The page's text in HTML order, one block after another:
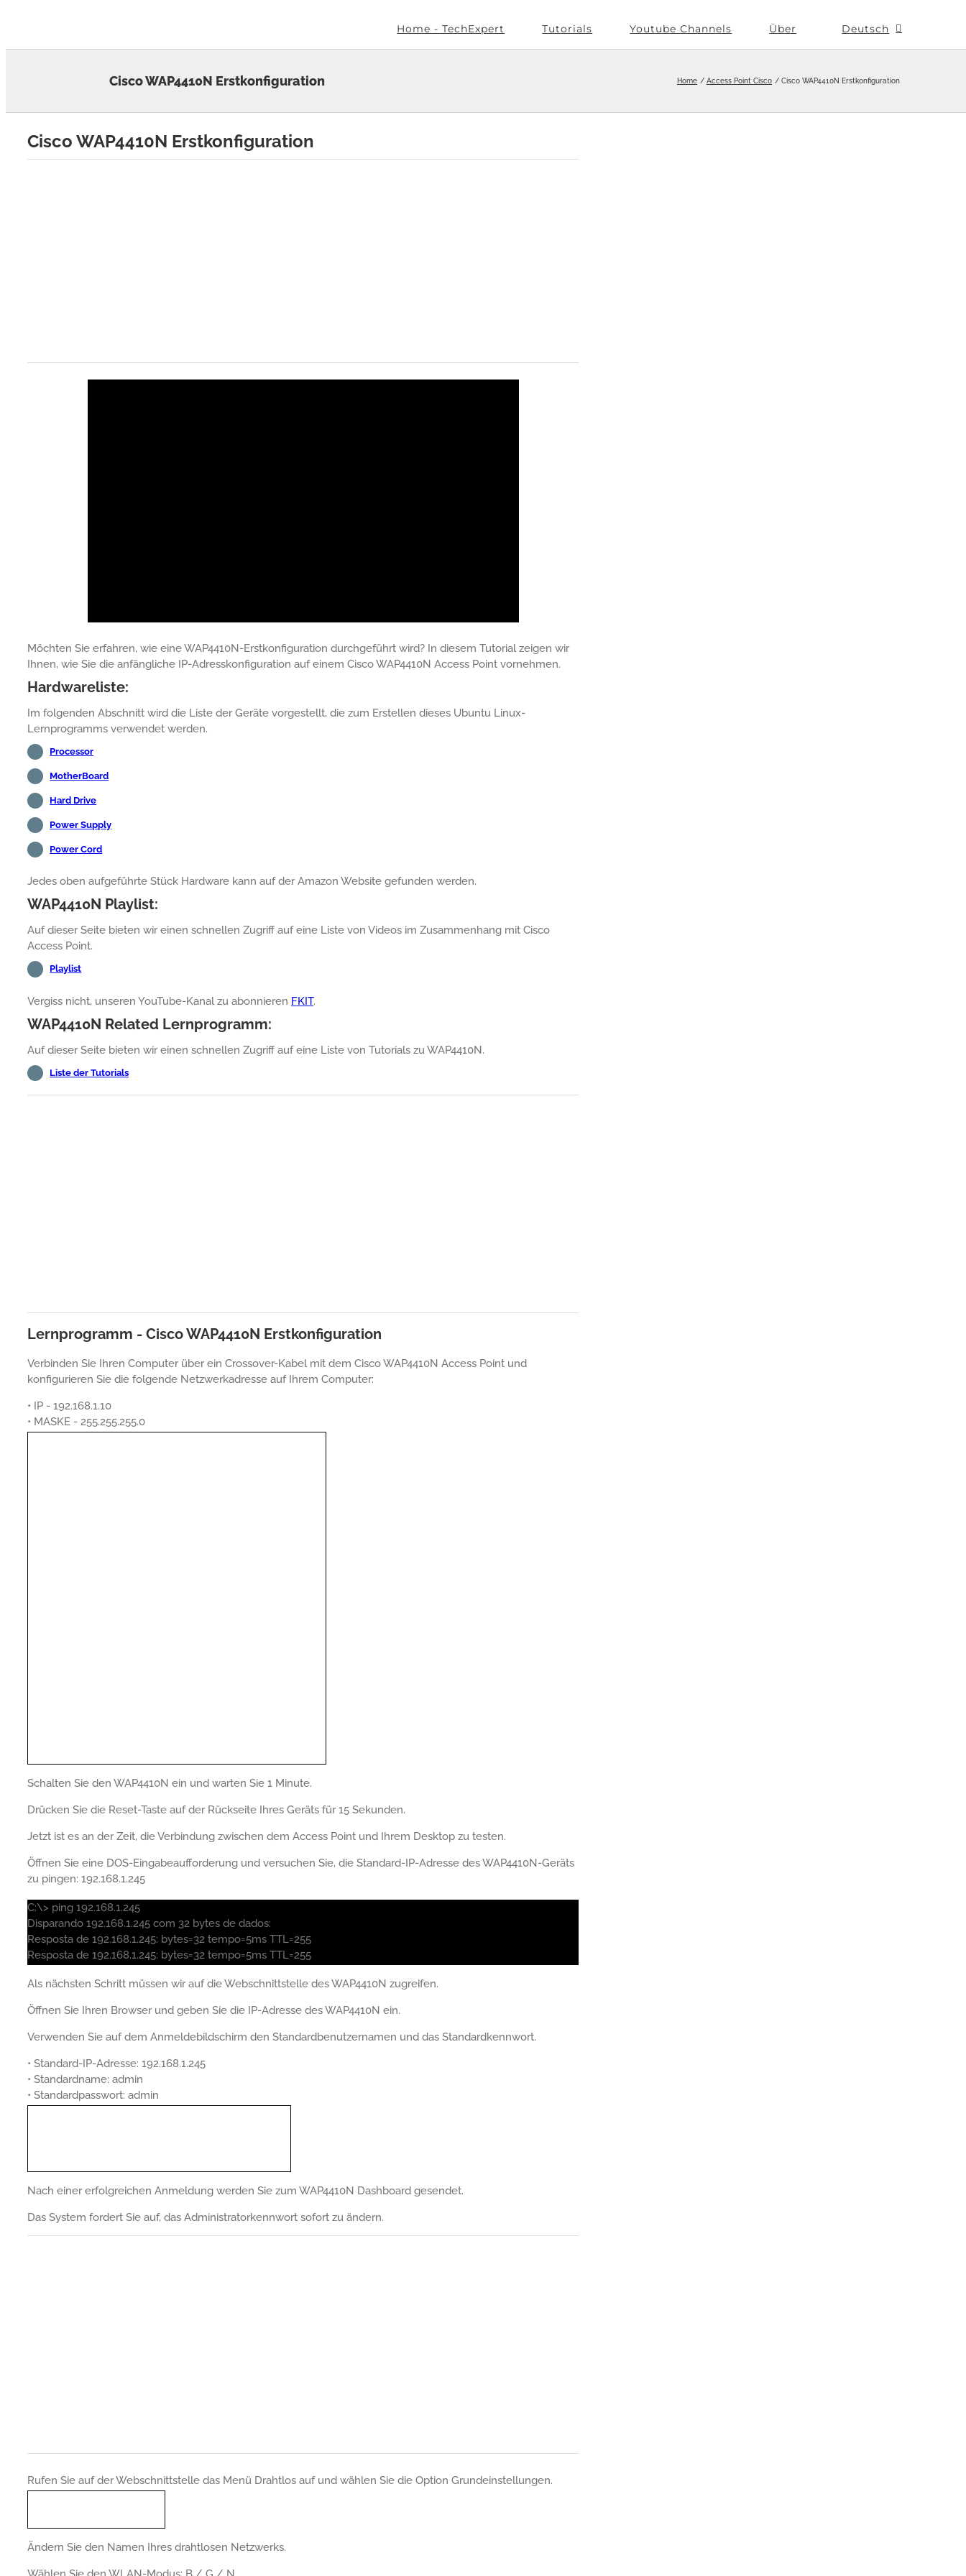
Home - TechExpert Tutorials Youtube Channels Über Deutsch
Cisco WAP4410N Erstkonfiguration Home Access Point Cisco Cisco WAP4410N Erstkonfiguration
Cisco WAP4410N Erstkonfiguration
Möchten Sie erfahren, wie eine WAP4410N-Erstkonfiguration durchgeführt wird? In diesem Tutorial zeigen wir
Ihnen, wie Sie die anfängliche IP-Adresskonfiguration auf einem Cisco WAP4410N Access Point vornehmen.
Hardwareliste:
Im folgenden Abschnitt wird die Liste der Geräte vorgestellt, die zum Erstellen dieses Ubuntu Linux-
Lernprogramms verwendet werden.
Processor
MotherBoard
Hard Drive
Power Supply
Power Cord
Jedes oben aufgeführte Stück Hardware kann auf der Amazon Website gefunden werden.
WAP4410N Playlist:
Auf dieser Seite bieten wir einen schnellen Zugriff auf eine Liste von Videos im Zusammenhang mit Cisco
Access Point.
Playlist
Vergiss nicht, unseren YouTube-Kanal zu abonnieren FKIT.
WAP4410N Related Lernprogramm:
Auf dieser Seite bieten wir einen schnellen Zugriff auf eine Liste von Tutorials zu WAP4410N.
Liste der Tutorials
Lernprogramm - Cisco WAP4410N Erstkonfiguration
Verbinden Sie Ihren Computer über ein Crossover-Kabel mit dem Cisco WAP4410N Access Point und
konfigurieren Sie die folgende Netzwerkadresse auf Ihrem Computer:
• IP - 192.168.1.10
• MASKE - 255.255.255.0
Schalten Sie den WAP4410N ein und warten Sie 1 Minute.
Drücken Sie die Reset-Taste auf der Rückseite Ihres Geräts für 15 Sekunden.
Jetzt ist es an der Zeit, die Verbindung zwischen dem Access Point und Ihrem Desktop zu testen.
Öffnen Sie eine DOS-Eingabeaufforderung und versuchen Sie, die Standard-IP-Adresse des WAP4410N-Geräts
zu pingen: 192.168.1.245
C:\> ping 192.168.1.245
Disparando 192.168.1.245 com 32 bytes de dados:
Resposta de 192.168.1.245: bytes=32 tempo=5ms TTL=255
Resposta de 192.168.1.245: bytes=32 tempo=5ms TTL=255
Als nächsten Schritt müssen wir auf die Webschnittstelle des WAP4410N zugreifen.
Öffnen Sie Ihren Browser und geben Sie die IP-Adresse des WAP4410N ein.
Verwenden Sie auf dem Anmeldebildschirm den Standardbenutzernamen und das Standardkennwort.
• Standard-IP-Adresse: 192.168.1.245
• Standardname: admin
• Standardpasswort: admin
Nach einer erfolgreichen Anmeldung werden Sie zum WAP4410N Dashboard gesendet.
Das System fordert Sie auf, das Administratorkennwort sofort zu ändern.
Rufen Sie auf der Webschnittstelle das Menü Drahtlos auf und wählen Sie die Option Grundeinstellungen.
Ändern Sie den Namen Ihres drahtlosen Netzwerks.